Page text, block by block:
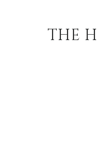
THE